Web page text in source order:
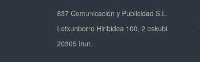
837 Comunicación y Publicidad S.L.
Letxunborro Hiribidea 100, 2 eskubi
20305 Irun.